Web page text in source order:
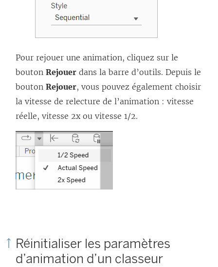
Pour rejouer une animation, cliquez sur le
bouton Rejouer dans la barre d’outils. Depuis le
bouton Rejouer, vous pouvez également choisir
la vitesse de relecture de l’animation : vitesse
réelle, vitesse 2x ou vitesse 1/2.
Réinitialiser les paramètres
d’animation d’un classeur